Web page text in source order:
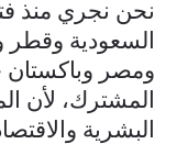
نحن نجري منذ
السعودية وقطر
ومصر وباكستان
المشترك، لأن
البشرية